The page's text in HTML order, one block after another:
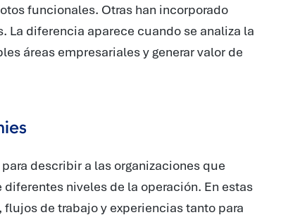
funcionales. Otras han incorporado
La diferencia aparece cuando se analiza la
áreas empresariales y generar valor de
para describir a las organizaciones que
niveles de la operación. En estas
de trabajo y experiencias tanto para